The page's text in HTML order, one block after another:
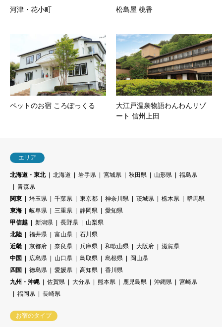
河津・花小町 松島屋 桃香
ペットのお宿 ころぽっくる
大江戸温泉物語わんわんリゾ
ート 信州上田
エリア
北海道・東北 北海道 岩手県 宮城県 秋田県 山形県
福島県
青森県
関東
埼玉県 千葉県 東京都 神奈川県 茨城県 栃木県
群馬県
東海
岐阜県 三重県 静岡県
愛知県
甲信越
新潟県 長野県
山梨県
北陸
福井県 富山県
石川県
近畿
京都府 奈良県 兵庫県 和歌山県 大阪府
滋賀県
中国
広島県 山口県 鳥取県 島根県
岡山県
四国
徳島県 愛媛県 高知県
香川県
九州・沖縄
佐賀県 大分県 熊本県 鹿児島県 沖縄県
宮崎県
福岡県
長崎県
お宿のタイプ